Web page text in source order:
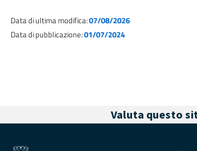
Data di ultima modifica:07/08/2026
Data di pubblicazione:01/07/2024
Valuta questo